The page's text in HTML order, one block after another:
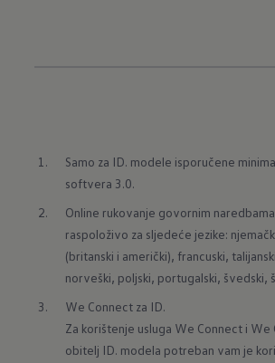
Samo za ID. modele isporučene
softvera 3.0.
Online rukovanje govornim
raspoloživo za sljedeće jezike:
(britanski i američki), francuski,
norveški, poljski, portugalski, švedski,
We Connect za ID.
Za korištenje usluga We Connect i We
obitelj ID. modela potreban vam je